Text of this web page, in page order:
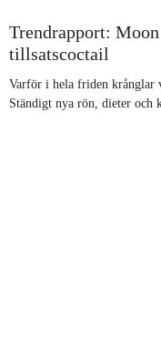
Trendrapport:
tillsatscoctail
Varför i hela friden krånglar
Ständigt nya rön, dieter